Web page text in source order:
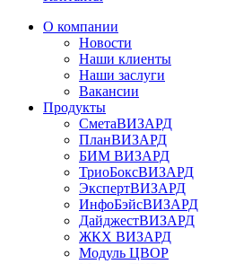
О компании
Новости
Наши клиенты
Наши заслуги
Вакансии
Продукты
СметаВИЗАРД
ПланВИЗАРД
БИМ ВИЗАРД
ТриоБоксВИЗАРД
ЭкспертВИЗАРД
ИнфоБэйсВИЗАРД
ДайджестВИЗАРД
ЖКХ ВИЗАРД
Модуль ЦВОР